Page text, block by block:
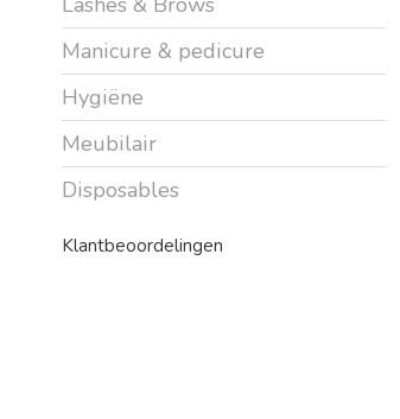
Manicure & pedicure
Hygiëne
Meubilair
Disposables
Klantbeoordelingen